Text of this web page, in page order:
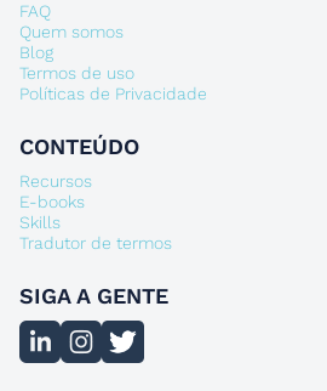
FAQ
Quem somos
Blog
Termos de uso
Políticas de Privacidade
CONTEÚDO
Recursos
E-books
Skills
Tradutor de termos
SIGA A GENTE